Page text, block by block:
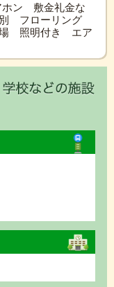
ン 敷金礼金な
フローリング
照明付き エア